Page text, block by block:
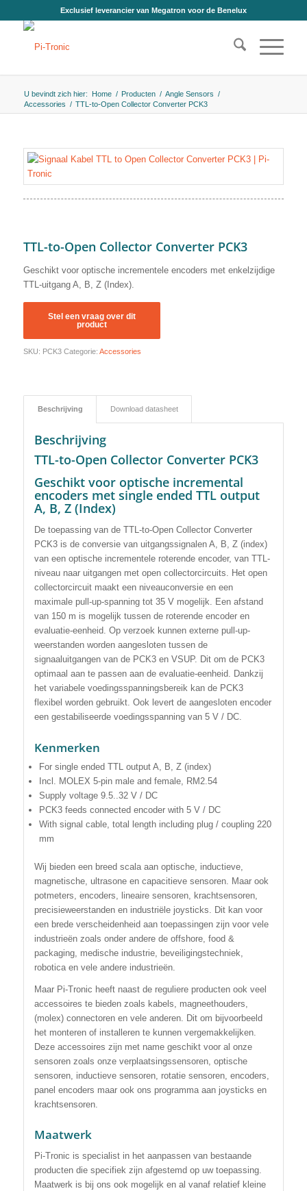
Exclusief leverancier van Megatron voor de Benelux
U bevindt zich hier: Home / Producten / Angle Sensors /
Accessories / TTL-to-Open Collector Converter PCK3
TTL-to-Open Collector Converter PCK3
Geschikt voor optische incrementele encoders met enkelzijdige
TTL-uitgang A, B, Z (Index).
SKU: PCK3 Categorie: Accessories
Beschrijving Download datasheet
Beschrijving
TTL-to-Open Collector Converter PCK3
Geschikt voor optische incremental
encoders met single ended TTL output
A, B, Z (Index)
De toepassing van de TTL-to-Open Collector Converter
PCK3 is de conversie van uitgangssignalen A, B, Z (index)
van een optische incrementele roterende encoder, van TTL-
niveau naar uitgangen met open collectorcircuits. Het open
collectorcircuit maakt een niveauconversie en een
maximale pull-up-spanning tot 35 V mogelijk. Een afstand
van 150 m is mogelijk tussen de roterende encoder en
evaluatie-eenheid. Op verzoek kunnen externe pull-up-
weerstanden worden aangesloten tussen de
signaaluitgangen van de PCK3 en VSUP. Dit om de PCK3
optimaal aan te passen aan de evaluatie-eenheid. Dankzij
het variabele voedingsspanningsbereik kan de PCK3
flexibel worden gebruikt. Ook levert de aangesloten encoder
een gestabiliseerde voedingsspanning van 5 V / DC.
Kenmerken
For single ended TTL output A, B, Z (index)
Incl. MOLEX 5-pin male and female, RM2.54
Supply voltage 9.5..32 V / DC
PCK3 feeds connected encoder with 5 V / DC
With signal cable, total length including plug / coupling 220
mm
Wij bieden een breed scala aan optische, inductieve,
magnetische, ultrasone en capacitieve sensoren. Maar ook
potmeters, encoders, lineaire sensoren, krachtsensoren,
precisieweerstanden en industriële joysticks. Dit kan voor
een brede verscheidenheid aan toepassingen zijn voor vele
industrieën zoals onder andere de offshore, food &
packaging, medische industrie, beveiligingstechniek,
robotica en vele andere industrieën.
Maar Pi-Tronic heeft naast de reguliere producten ook veel
accessoires te bieden zoals kabels, magneethouders,
(molex) connectoren en vele anderen. Dit om bijvoorbeeld
het monteren of installeren te kunnen vergemakkelijken.
Deze accessoires zijn met name geschikt voor al onze
sensoren zoals onze verplaatsingssensoren, optische
sensoren, inductieve sensoren, rotatie sensoren, encoders,
panel encoders maar ook ons programma aan joysticks en
krachtsensoren.
Maatwerk
Pi-Tronic is specialist in het aanpassen van bestaande
producten die specifiek zijn afgestemd op uw toepassing.
Maatwerk is bij ons ook mogelijk en al vanaf relatief kleine